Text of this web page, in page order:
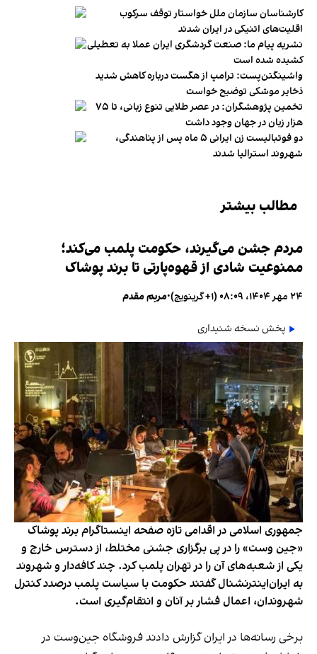
کارشناسان سازمان ملل خواستار توقف سرکوب
اقلیت‌های اتنیکی در ایران شدند
نشریه پیام ما: صنعت گردشگری ایران عملا به تعطیلی
کشیده شده است
واشینگتن‌پست: ترامپ از هگست درباره کاهش شدید
ذخایر موشکی توضیح خواست
تخمین پژوهشگران: در عصر طلایی تنوع زبانی، تا ۷۵
هزار زبان در جهان وجود داشت
دو فوتبالیست زن ایرانی ۵ ماه پس از پناهندگی،
شهروند استرالیا شدند
مطالب بیشتر
مردم جشن می‌گیرند، حکومت پلمب می‌کند؛
ممنوعیت شادی از قهوه‌پارتی تا برند پوشاک
۲۴ مهر ۱۴۰۴، ۰۸:۰۹ (‎+۱ گرینویچ) •مریم مقدم
پخش نسخه شنیداری
جمهوری اسلامی در اقدامی تازه صفحه اینستاگرام برند پوشاک
«جین وست» را در پی برگزاری جشنی مختلط، از دسترس خارج و
یکی از شعبه‌های آن را در تهران پلمب کرد. چند کافه‌‌دار و شهروند
به ایران‌اینترنشنال گفتند حکومت با سیاست پلمب درصدد کنترل
شهروندان، اعمال فشار بر آنان و انتقام‌گیری است.
برخی رسانه‌ها در ایران گزارش دادند فروشگاه جین‌وست در